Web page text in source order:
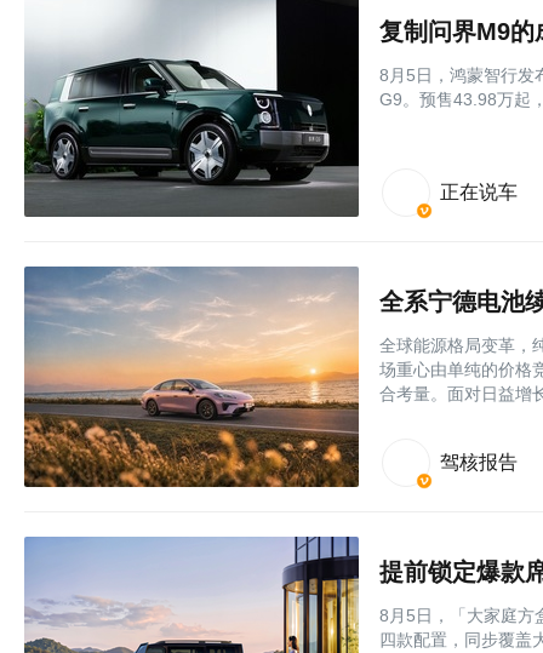
复制问界M9的
8月5日，鸿蒙智行
G9。预售43.98万起
正在说车
全系宁德电池
全球能源格局变革，
场重心由单纯的价格
合考量。面对日益增
驾核报告
提前锁定爆款
8月5日，「大家庭方
四款配置，同步覆盖